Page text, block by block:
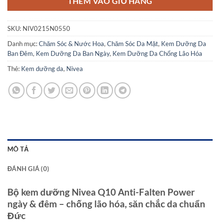
SKU: NIV0215N0550
Danh mục:Chăm Sóc & Nước Hoa,Chăm Sóc Da Mặt, Kem Dưỡng Da
Ban Đêm, Kem Dưỡng Da Ban Ngày, Kem Dưỡng Da Chống Lão Hóa
Thẻ: Kem dưỡng da, Nivea
MÔ TẢ
ĐÁNH GIÁ (0)
Bộ kem dưỡng Nivea Q10 Anti-Falten Power
ngày & đêm – chống lão hóa, săn chắc da chuẩn
Đức